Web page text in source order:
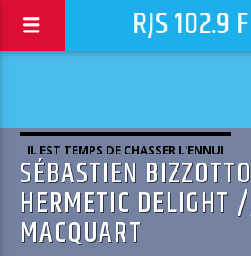
RJS 102.9
IL EST TEMPS DE CHASSER L'ENNUI
SÉBASTIEN
HERMETIC
MACQUART